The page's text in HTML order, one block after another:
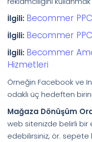
İlgili: Becommer
İlgili: Becommer
İlgili: Becommer
Hizmetleri
Örneğin Facebook ve
odaklı üç hedeften
Mağaza Dönüşüm
web sitenizde belirli
edebilirsiniz, ör. sepete